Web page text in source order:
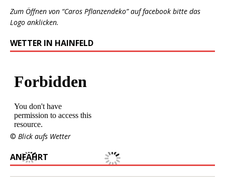
Zum Öffnen von “Caros Pflanzendeko” auf facebook bitte das
Logo anklicken.
WETTER IN HAINFELD
© Blick aufs Wetter
ANFAHRT